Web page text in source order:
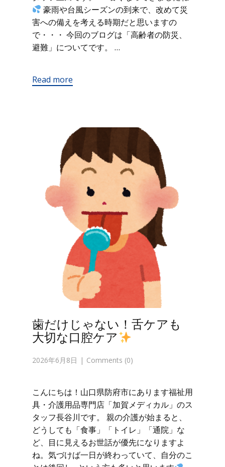
豪雨や台風シーズンの到来で、改めて災
害への備えを考える時期だと思いますの
で・・・ 今回のブログは「高齢者の防災、
避難」についてです。 …
Read more
歯だけじゃない！舌ケアも
大切な口腔ケア
2026年6月8日 Comments (0)
こんにちは！山口県防府市にあります福祉用
具・介護用品専門店「加賀メディカル」のス
タッフ長谷川です。 親の介護が始まると、
どうしても「食事」「トイレ」「通院」な
ど、目に見えるお世話が優先になりますよ
ね。気づけば一日が終わっていて、自分のこ